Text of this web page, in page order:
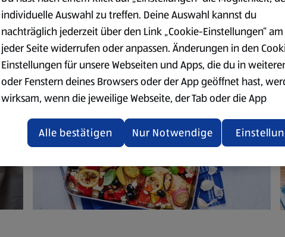
individuelle Auswahl zu treffen. Deine Auswahl kannst du
nachträglich jederzeit über den Link „Cookie-Einstellungen“
jeder Seite widerrufen oder anpassen. Änderungen in den
Einstellungen für unsere Webseiten und Apps, die du in
oder Fenstern deines Browsers oder der App geöffnet hast,
wirksam, wenn die jeweilige Webseite, der Tab oder die App
aktualisiert oder geschlossen und anschließend wieder geöffnet
Datenschutzerklärung zur Verfügung.
Übersicht der Webseitenbetreiber und Datenschutzerklärungen
Nur Notwendige
Alle bestätigen